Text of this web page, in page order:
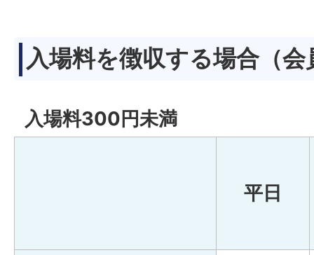
入場料を徴収する場合（
入場料300円未満
平日